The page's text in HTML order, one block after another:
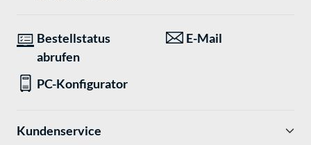
Bestellstatus
abrufen
E-Mail
PC-Konfigurator
Kundenservice